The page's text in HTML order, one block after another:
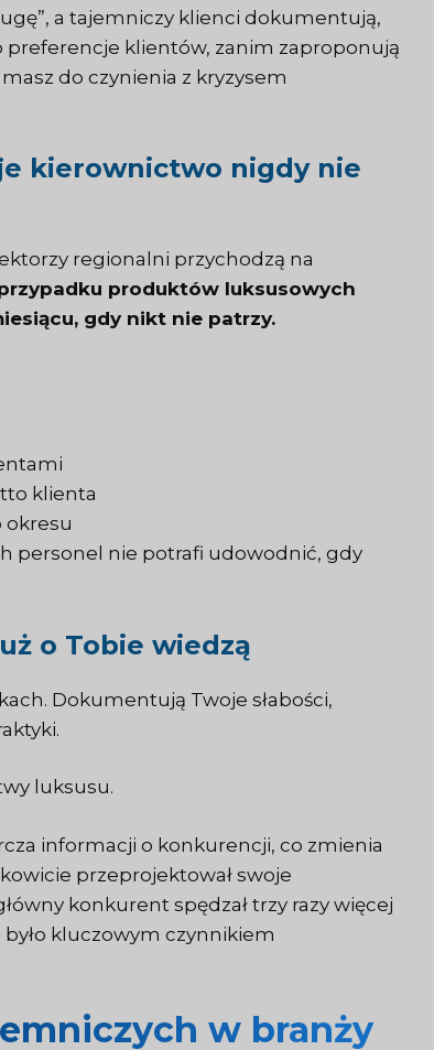
a tajemniczy klienci dokumentują,
preferencje klientów, zanim zaproponują
do czynienia z kryzysem
kierownictwo nigdy nie
regionalni przychodzą na
produktów luksusowych
gdy nikt nie patrzy.
klienta
okresu
personel nie potrafi udowodnić, gdy
o Tobie wiedzą
Dokumentują Twoje słabości,
luksusu.
informacji o konkurencji, co zmienia
przeprojektował swoje
konkurent spędzał trzy razy więcej
kluczowym czynnikiem
w branży